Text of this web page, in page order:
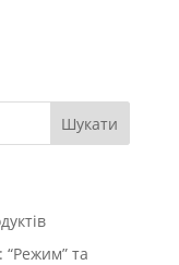
“Режим” та